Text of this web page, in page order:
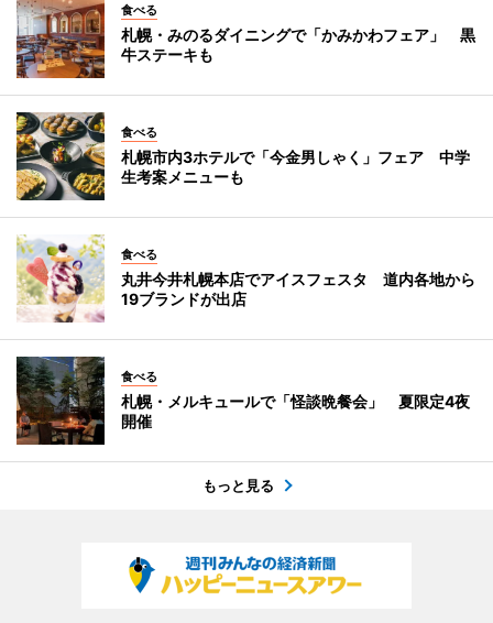
食べる
札幌・みのるダイニングで「かみかわフェア」 黒
牛ステーキも
食べる
札幌市内3ホテルで「今金男しゃく」フェア 中学
生考案メニューも
食べる
丸井今井札幌本店でアイスフェスタ 道内各地から
19ブランドが出店
食べる
札幌・メルキュールで「怪談晩餐会」 夏限定4夜
開催
もっと見る